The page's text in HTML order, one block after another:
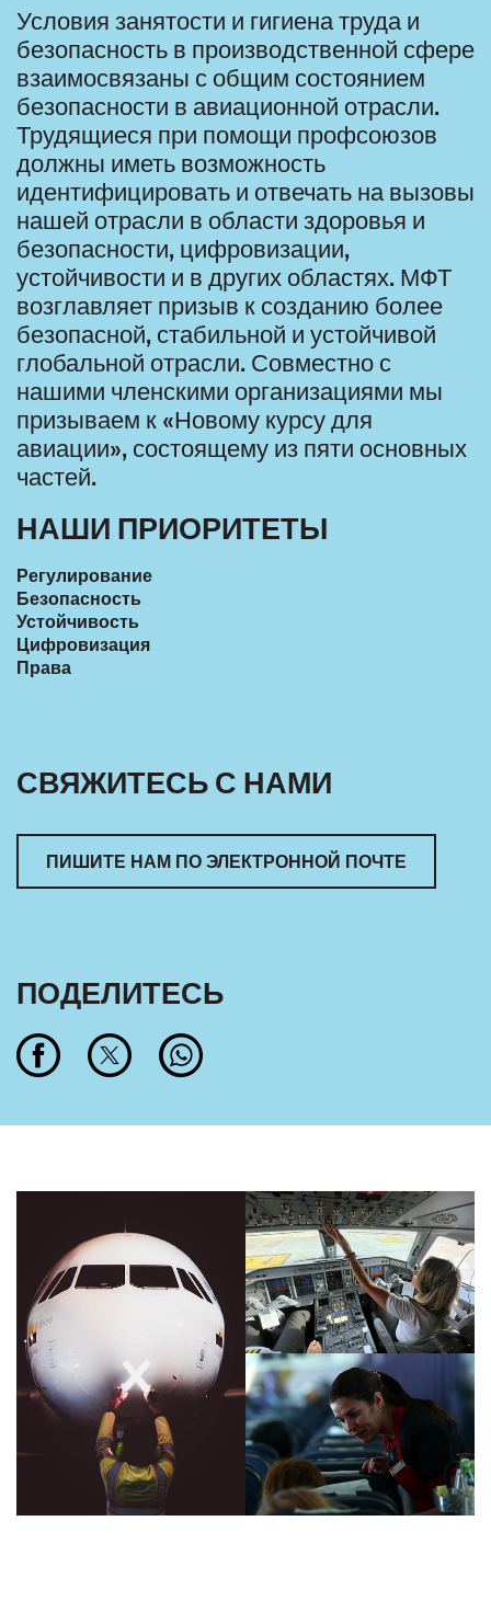
Условия занятости и гигиена труда и
безопасность в производственной сфере
взаимосвязаны с общим состоянием
безопасности в авиационной отрасли.
Трудящиеся при помощи профсоюзов
должны иметь возможность
идентифицировать и отвечать на вызовы
нашей отрасли в области здоровья и
безопасности, цифровизации,
устойчивости и в других областях. МФТ
возглавляет призыв к созданию более
безопасной, стабильной и устойчивой
глобальной отрасли. Совместно с
нашими членскими организациями мы
призываем к «Новому курсу для
авиации», состоящему из пяти основных
частей.
НАШИ ПРИОРИТЕТЫ
Регулирование
Безопасность
Устойчивость
Цифровизация
Права
СВЯЖИТЕСЬ С НАМИ
ПИШИТЕ НАМ ПО ЭЛЕКТРОННОЙ ПОЧТЕ
ПОДЕЛИТЕСЬ